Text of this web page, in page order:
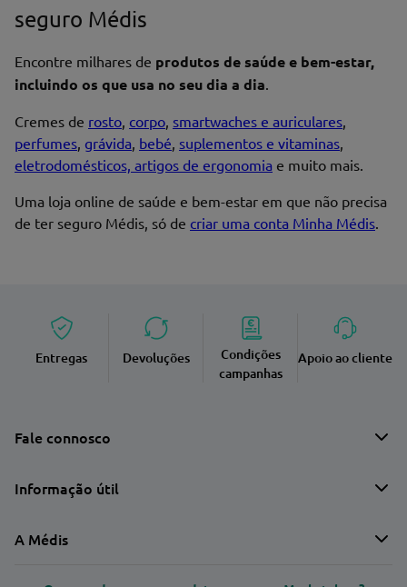
seguro Médis
Encontre milhares de produtos de saúde e bem-estar,
incluindo os que usa no seu dia a dia.
Cremes de rosto, corpo, smartwaches e auriculares,
perfumes, grávida, bebé, suplementos e vitaminas,
eletrodomésticos, artigos de ergonomia e muito mais.
Uma loja online de saúde e bem-estar em que não precisa
de ter seguro Médis, só de criar uma conta Minha Médis.
Entregas Devoluções
Condições
campanhas
Apoio ao cliente
Fale connosco
Informação útil
A Médis